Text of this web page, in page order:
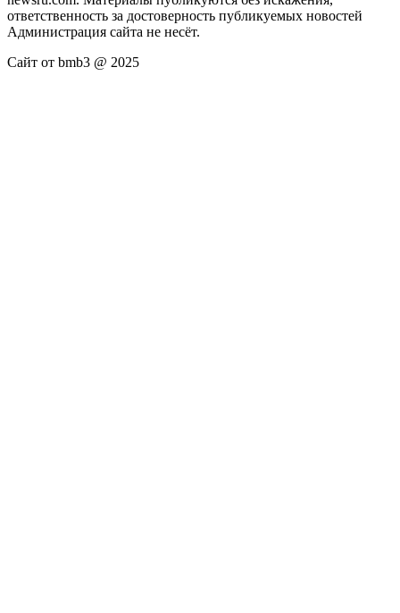
ответственность за достоверность публикуемых новостей
Администрация сайта не несёт.
Сайт от bmb3 @ 2025